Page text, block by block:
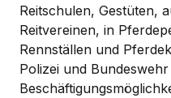
Reitschulen, Gestüten,
Reitvereinen, in
Rennställen und
Polizei und Bundeswehr